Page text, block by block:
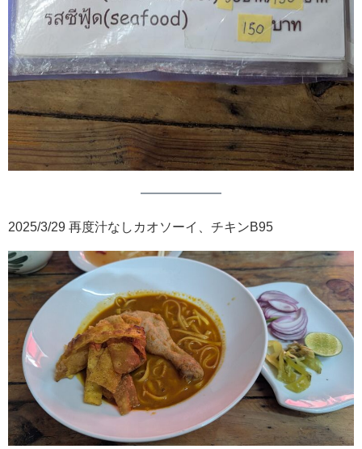
2025/3/29 再度汁なしカオソーイ、チキンB95